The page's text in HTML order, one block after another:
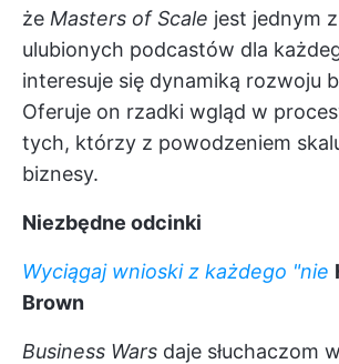
że Masters of Scale jest jednym
ulubionych podcastów dla
interesuje się dynamiką rozwoju
Oferuje on rzadki wgląd w
tych, którzy z powodzeniem
biznesy.
Niezbędne odcinki
Wyciągaj wnioski z każdego "nie
Brown
Business Wars daje słuchaczom